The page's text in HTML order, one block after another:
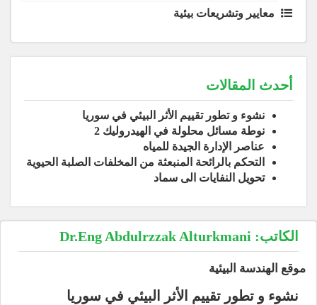
معايير وتشريعات بيئية
أحدث المقالات
نشوء و تطور تقييم الأثر البيئي في سوريا
نوطة مسائل محلولة في الهيدروليك 2
عناصر الإدارة الجيدة للمياه
التحكم بالرائحة المنبعثة من المخلفات الصلبة الحيوية
تحويل النفايات الى سماد
الكاتب: Dr.Eng Abdulrzzak Alturkmani
موقع الهندسة البيئية
نشوء و تطور تقييم الأثر البيئي في سوريا